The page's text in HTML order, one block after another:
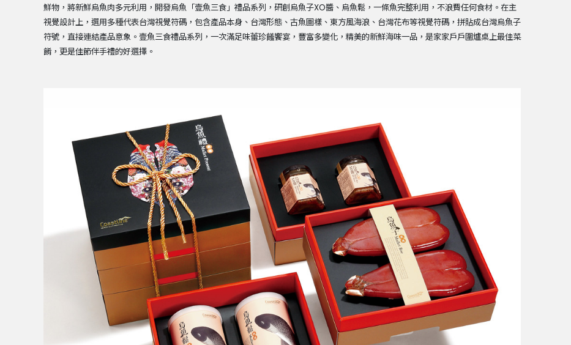
鮮物，將新鮮烏魚肉多元利用，開發烏魚「壹魚三食」禮品系列，研創烏魚子XO醬、烏魚鬆，一條魚完整利用，不浪費任何食材。在主
視覺設計上，選用多種代表台灣視覺符碼，包含產品本身、台灣形態、古魚圖樣、東方風海浪、台灣花布等視覺符碼，拼貼成台灣烏魚子
符號，直接連結產品意象。壹魚三食禮品系列，一次滿足味蕾珍饈饗宴，豐富多變化，精美的新鮮海味一品，是家家戶戶圍爐桌上最佳菜
餚，更是佳節伴手禮的好選擇。